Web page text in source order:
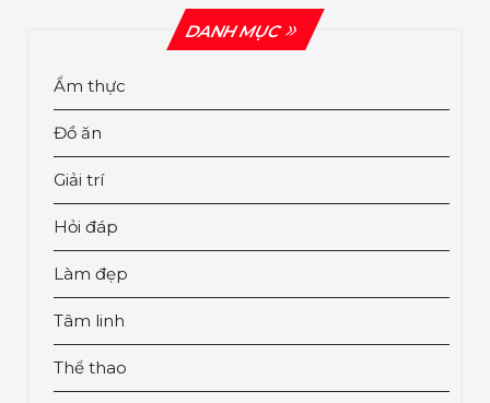
DANH MỤC
Ẩm thực
Đồ ăn
Giải trí
Hỏi đáp
Làm đẹp
Tâm linh
Thể thao